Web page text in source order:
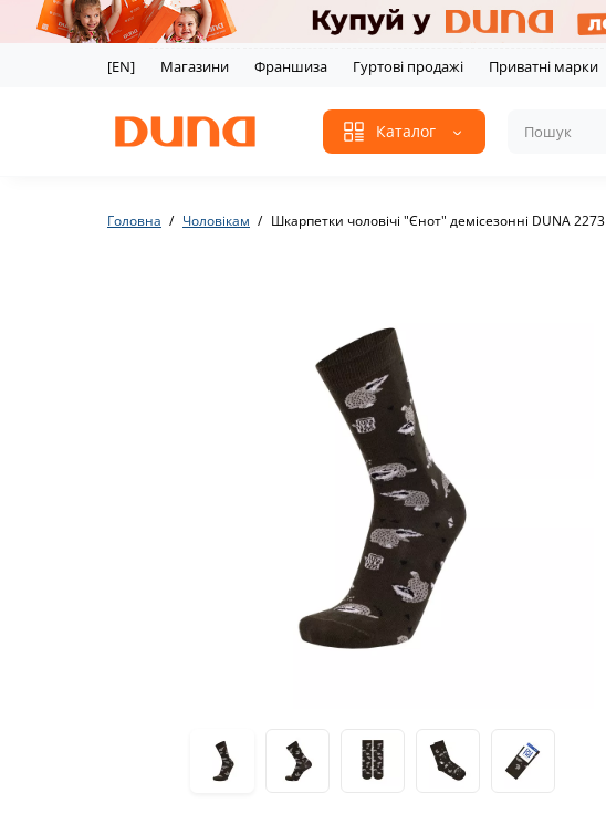
[EN] Магазини Франшиза Гуртові продажі Приватні марки
Каталог
Головна Чоловікам Шкарпетки чоловічі "Єнот" демісезонні DUNA 2273